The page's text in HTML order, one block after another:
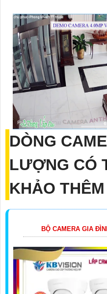
DÒNG
LƯỢNG CÓ
KHẢO THÊM
BỘ CAMERA GIA